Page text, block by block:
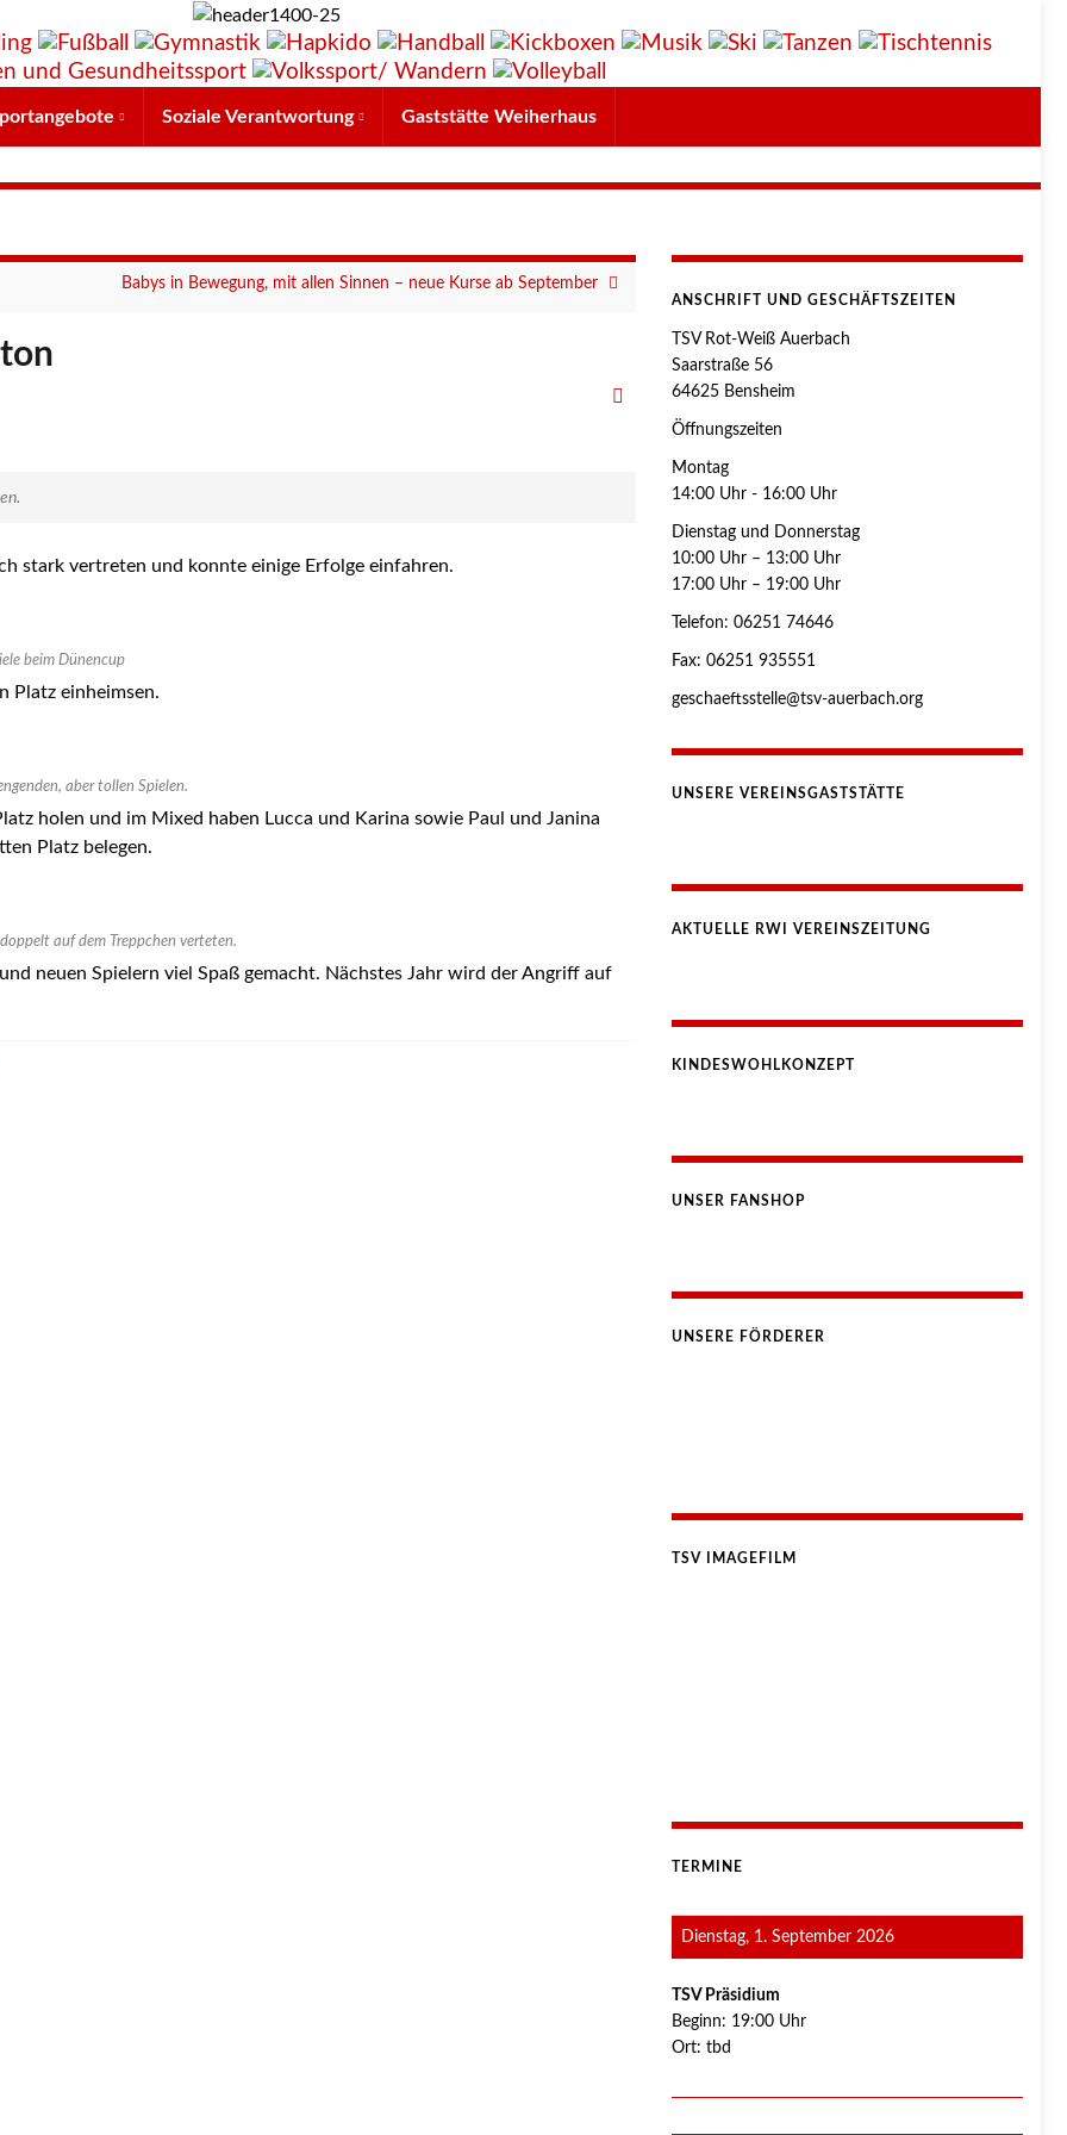
Soziale Verantwortung Gaststätte Weiherhaus
Babys in Bewegung, mit allen Sinnen – neue Kurse ab September
stark vertreten und konnte einige Erfolge einfahren.
beim Dünencup
Platz einheimsen.
aber tollen Spielen.
holen und im Mixed haben Lucca und Karina sowie Paul und Janina
Platz belegen.
auf dem Treppchen verteten.
neuen Spielern viel Spaß gemacht. Nächstes Jahr wird der Angriff auf
ANSCHRIFT UND GESCHÄFTSZEITEN
TSV Rot-Weiß Auerbach
Saarstraße 56
64625 Bensheim
Öffnungszeiten
Montag
14:00 Uhr - 16:00 Uhr
Dienstag und Donnerstag
10:00 Uhr – 13:00 Uhr
17:00 Uhr – 19:00 Uhr
Telefon: 06251 74646
Fax: 06251 935551
geschaeftsstelle@tsv-auerbach.org
UNSERE VEREINSGASTSTÄTTE
AKTUELLE RWI VEREINSZEITUNG
KINDESWOHLKONZEPT
UNSER FANSHOP
UNSERE FÖRDERER
TSV IMAGEFILM
TERMINE
Dienstag, 1. September 2026
TSV Präsidium
Beginn: 19:00 Uhr
Ort: tbd